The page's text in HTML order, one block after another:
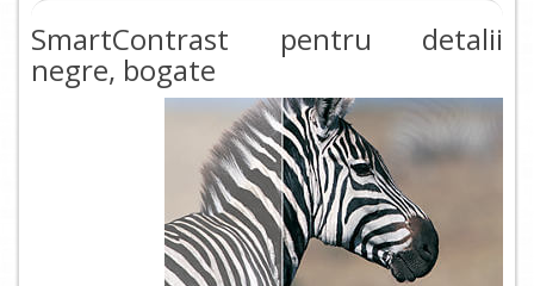
SmartContrast pentru detalii
negre, bogate